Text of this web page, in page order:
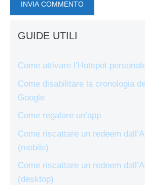
GUIDE UTILI
Come attivare l’Hotspot
Come disabilitare la cronologia
Google
Come regalare un’app
Come riscattare un redeem
(mobile)
Come riscattare un redeem
(desktop)